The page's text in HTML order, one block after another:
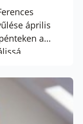
április
a
Jakabot,
Orosz
Előd és